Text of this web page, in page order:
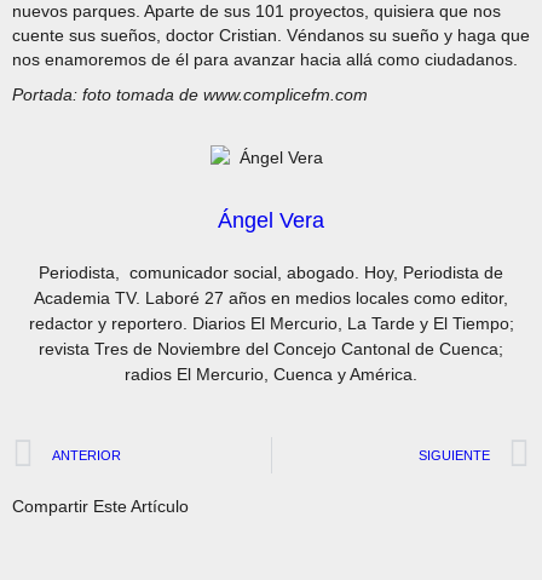
nuevos parques. Aparte de sus 101 proyectos, quisiera que nos
cuente sus sueños, doctor Cristian. Véndanos su sueño y haga que
nos enamoremos de él para avanzar hacia allá como ciudadanos.
Portada: foto tomada de www.complicefm.com
Ángel Vera
Periodista, comunicador social, abogado. Hoy, Periodista de
Academia TV. Laboré 27 años en medios locales como editor,
redactor y reportero. Diarios El Mercurio, La Tarde y El Tiempo;
revista Tres de Noviembre del Concejo Cantonal de Cuenca;
radios El Mercurio, Cuenca y América.
ANTERIOR SIGUIENTE
Compartir Este Artículo